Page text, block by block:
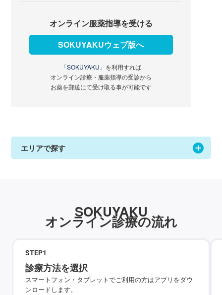
オンライン服薬指導を受ける
SOKUYAKUウェブ版へ
「SOKUYAKU」 を利用すれば
オンライン診療・服薬指導の受診から
お薬を郵送にて受け取る事が可能です
エリアで探す
SOKUYAKU
オンライン診療の流れ
STEP1
診療方法を選択
スマートフォン・タブレットでご利用の方はアプリをダウ
ンロードします。